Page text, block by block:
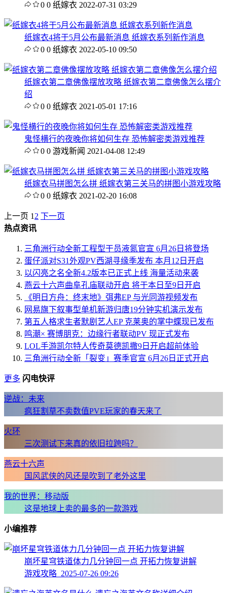
0 0 纸嫁衣 2022-07-31 03:29
纸嫁衣4将于5月公布最新消息 纸嫁衣系列新作消息
0 0 纸嫁衣 2022-05-10 09:50
纸嫁衣第二章佛像摆放攻略 纸嫁衣第二章佛像怎么摆介
绍
0 0 纸嫁衣 2021-05-01 17:16
鬼怪横行的夜晚你将如何生存 恐怖解密类游戏推荐
0 0 游戏新闻 2021-04-08 12:49
纸嫁衣马拼图怎么拼 纸嫁衣第三关马的拼图小游戏攻略
0 0 纸嫁衣 2021-02-20 16:08
上一页 1 2 下一页
热点资讯
三角洲行动全新工程型干员液氮官宣 6月26日将登场
蛋仔派对S31外观PV西湖寻缘季发布 本月12日开启
以闪亮之名全新4.2版本已正式上线 海量活动来袭
燕云十六声曲阜孔庙联动开启 将于本日至9日开启
《明日方舟：终末地》弭弗EP 与光同游视频发布
网易旗下叙事型单机新游归唐19分钟实机演示发布
第五人格求生者默剧艺人EP 克莱奥的掌中蝶现已发布
鸣潮× 赛博朋克：边缘行者联动PV 现正式发布
LOL手游凯尔特人传奇莫德凯撒9日开启超前体验
三角洲行动全新「裂变」赛季官宣 6月26日正式开启
更多 闪电快评
逆战：未来
疯狂割草不卖数值PVE玩家的春天来了
火环
三次测试下来真的依旧拉跨吗？
燕云十六声
国风武侠的风还是吹到了老外这里
我的世界：移动版
这是地球上卖的最多的一款游戏
小编推荐
崩坏星穹铁道体力几分钟回一点 开拓力恢复讲解
游戏攻略 2025-07-26 09:26